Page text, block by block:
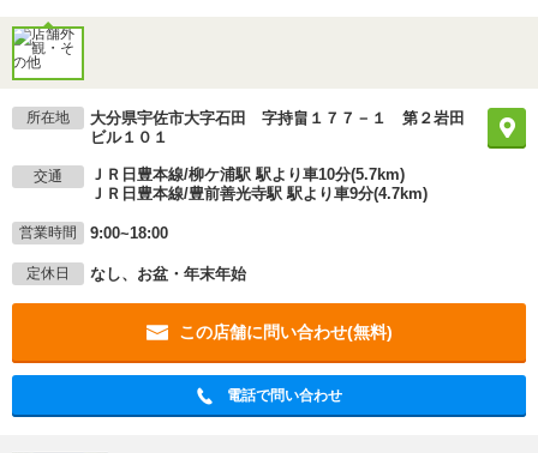
所在地
大分県宇佐市大字石田 字持畠１７７－１ 第２岩田
ビル１０１
交通
ＪＲ日豊本線/柳ケ浦駅 駅より車10分(5.7km)
ＪＲ日豊本線/豊前善光寺駅 駅より車9分(4.7km)
営業時間 9:00~18:00
定休日 なし、お盆・年末年始
この店舗に問い合わせ(無料)
電話で問い合わせ